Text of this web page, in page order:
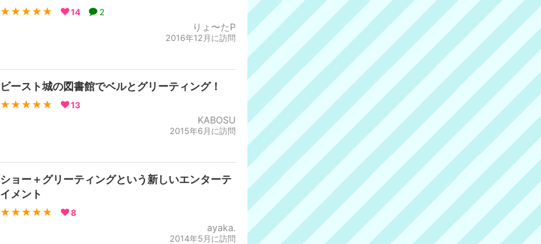
★★★★★ 14 2
りょ〜たP
2016年12月に訪問
ビースト城の図書館でベルとグリーティング！
★★★★★ 13
KABOSU
2015年6月に訪問
ショー＋グリーティングという新しいエンターテ
イメント
★★★★★ 8
ayaka.
2014年5月に訪問